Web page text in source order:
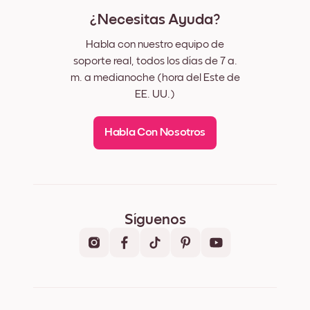
¿Necesitas Ayuda?
Habla con nuestro equipo de
soporte real, todos los días de 7 a.
m. a medianoche (hora del Este de
EE. UU.)
Habla Con Nosotros
Síguenos